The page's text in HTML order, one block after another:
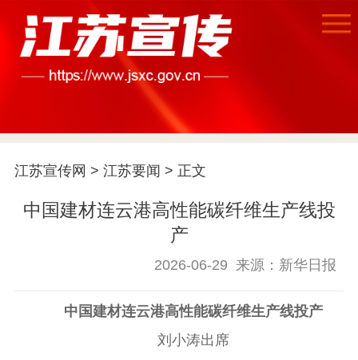
首页
江苏要闻
通知公告 信息公开制度
信息公开指南
政策法规
工作动态
理论武装
江苏宣传网 > 江苏要闻 > 正文
中国建材连云港高性能碳纤维生产线投
产
2026-06-29 来源：新华日报
中国建材连云港高性能碳纤维生产线投产
刘小涛出席